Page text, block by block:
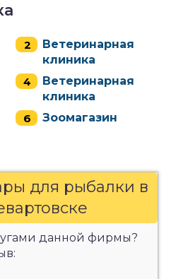
Ветеринарная
клиника
Ветеринарная
клиника
Зоомагазин
для рыбалки в
данной фирмы?